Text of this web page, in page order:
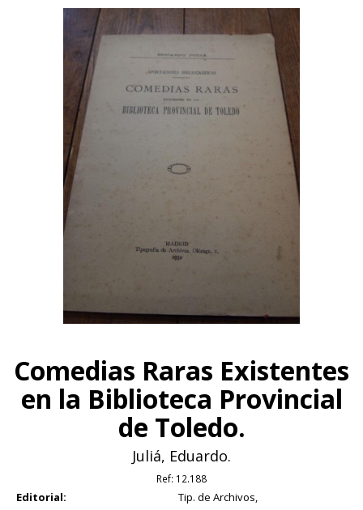
Comedias Raras Existentes
en la Biblioteca Provincial
de Toledo.
Juliá, Eduardo.
Ref: 12.188
Editorial:
Tip. de Archivos,